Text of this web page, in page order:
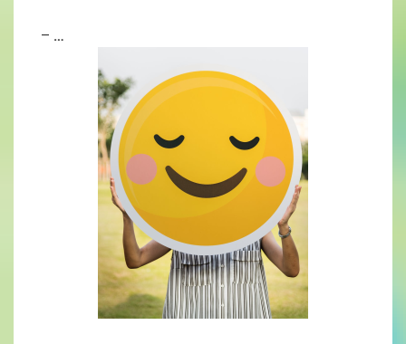
– …